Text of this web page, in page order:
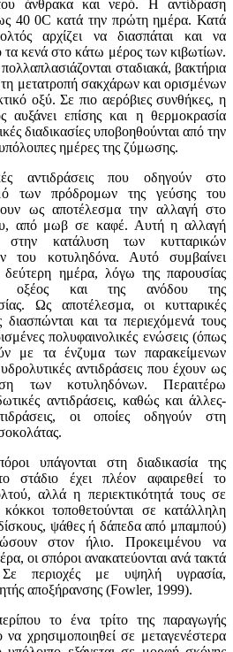
άνθρακα και νερό. Η αντίδραση
40 0C κατά την πρώτη ημέρα. Κατά
αρχίζει να διασπάται και να
τα κενά στο κάτω μέρος των κιβωτίων.
σταδιακά, βακτήρια
τη μετατροπή σακχάρων και ορισμένων
οξύ. Σε πιο αερόβιες συνθήκες, η
αυξάνει επίσης και η θερμοκρασία
διαδικασίες υποβοηθούνται από την
ημέρες της ζύμωσης.
αντιδράσεις που οδηγούν στο
των πρόδρομων της γεύσης του
ως αποτέλεσμα την αλλαγή στο
από μωβ σε καφέ. Αυτή η αλλαγή
στην κατάλυση των κυτταρικών
του κοτυληδόνα. Αυτό συμβαίνει
ημέρα, λόγω της παρουσίας
οξέος και της ανόδου της
Ως αποτέλεσμα, οι κυτταρικές
διασπώνται και τα περιεχόμενά τους
πολυφαινολικές ενώσεις (όπως
με τα ένζυμα των παρακείμενων
αντιδράσεις που έχουν ως
των κοτυληδόνων. Περαιτέρω
αντιδράσεις, καθώς και άλλες-
οι οποίες οδηγούν στη
υπάγονται στη διαδικασία της
στάδιο έχει πλέον αφαιρεθεί το
αλλά η περιεκτικότητά τους σε
τοποθετούνται σε κατάλληλη
δίσκους, ψάθες ή δάπεδα από μπαμπού)
στον ήλιο. Προκειμένου να
οι σπόροι ανακατεύονται ανά τακτά
περιοχές με υψηλή υγρασία,
αποξήρανσης (Fowler, 1999).
το ένα τρίτο της παραγωγής
να χρησιμοποιηθεί σε μεταγενέστερα